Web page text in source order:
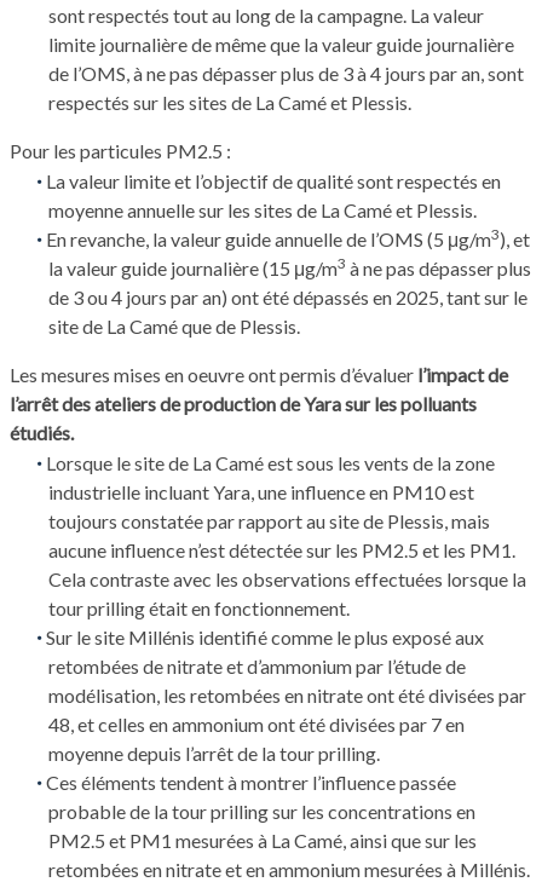
sont respectés tout au long de la campagne. La valeur
limite journalière de même que la valeur guide journalière
de l’OMS, à ne pas dépasser plus de 3 à 4 jours par an, sont
respectés sur les sites de La Camé et Plessis.
Pour les particules PM2.5 :
La valeur limite et l’objectif de qualité sont respectés en
moyenne annuelle sur les sites de La Camé et Plessis.
En revanche, la valeur guide annuelle de l’OMS (5 μg/m3), et
la valeur guide journalière (15 μg/m3 à ne pas dépasser plus
de 3 ou 4 jours par an) ont été dépassés en 2025, tant sur le
site de La Camé que de Plessis.
Les mesures mises en oeuvre ont permis d’évaluer l’impact de
l’arrêt des ateliers de production de Yara sur les polluants
étudiés.
Lorsque le site de La Camé est sous les vents de la zone
industrielle incluant Yara, une influence en PM10 est
toujours constatée par rapport au site de Plessis, mais
aucune influence n’est détectée sur les PM2.5 et les PM1.
Cela contraste avec les observations effectuées lorsque la
tour prilling était en fonctionnement.
Sur le site Millénis identifié comme le plus exposé aux
retombées de nitrate et d’ammonium par l’étude de
modélisation, les retombées en nitrate ont été divisées par
48, et celles en ammonium ont été divisées par 7 en
moyenne depuis l’arrêt de la tour prilling.
Ces éléments tendent à montrer l’influence passée
probable de la tour prilling sur les concentrations en
PM2.5 et PM1 mesurées à La Camé, ainsi que sur les
retombées en nitrate et en ammonium mesurées à Millénis.